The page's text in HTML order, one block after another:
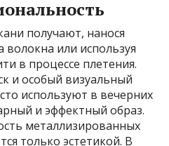
получают, нанося
волокна или используя
в процессе плетения.
и особый визуальный
используют в вечерних
и эффектный образ.
металлизированных
только эстетикой. В